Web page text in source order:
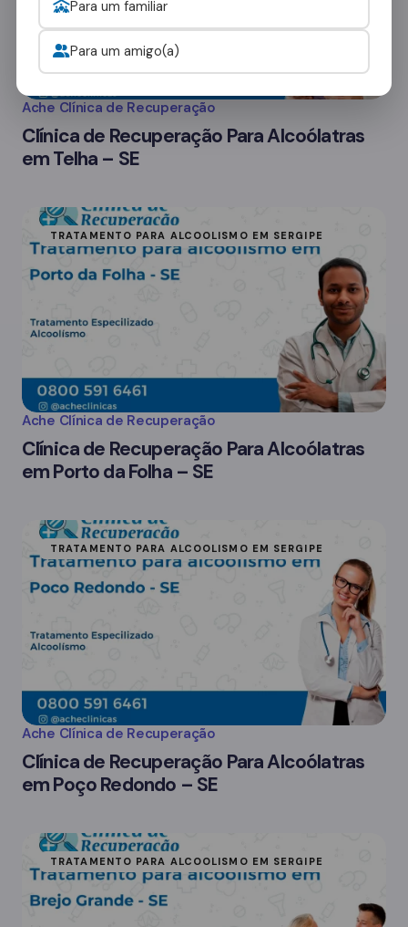
Ache Clínica de Recuperação
Clínica de Recuperação Para Alcoólatras
em Telha – SE
TRATAMENTO PARA ALCOOLISMO EM SERGIPE
Ache Clínica de Recuperação
Clínica de Recuperação Para Alcoólatras
em Porto da Folha – SE
TRATAMENTO PARA ALCOOLISMO EM SERGIPE
Ache Clínica de Recuperação
Clínica de Recuperação Para Alcoólatras
em Poço Redondo – SE
TRATAMENTO PARA ALCOOLISMO EM SERGIPE
Para um familiar
Para um amigo(a)